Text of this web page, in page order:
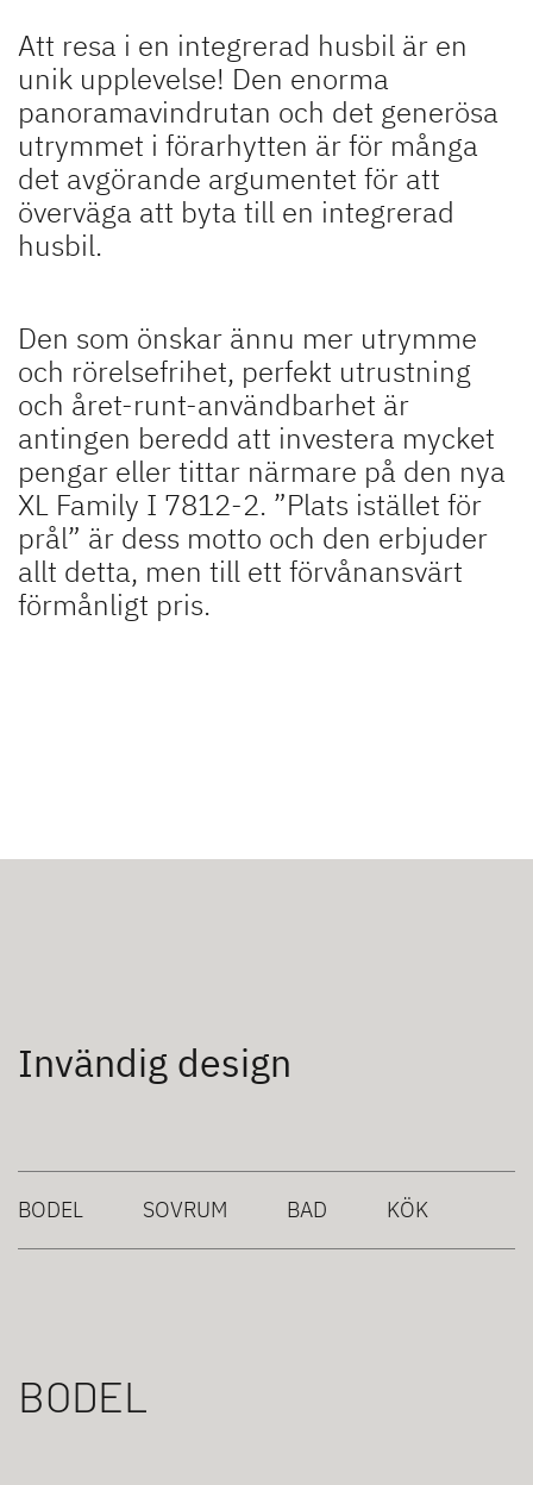
Att resa i en integrerad husbil är en
unik upplevelse! Den enorma
panoramavindrutan och det generösa
utrymmet i förarhytten är för många
det avgörande argumentet för att
överväga att byta till en integrerad
husbil.
Den som önskar ännu mer utrymme
och rörelsefrihet, perfekt utrustning
och året-runt-användbarhet är
antingen beredd att investera mycket
pengar eller tittar närmare på den nya
XL Family I 7812-2. ”Plats istället för
prål” är dess motto och den erbjuder
allt detta, men till ett förvånansvärt
förmånligt pris.
Invändig design
BODEL SOVRUM BAD KÖK
BODEL